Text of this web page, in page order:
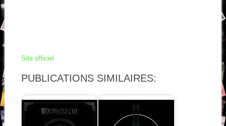
Site officiel
PUBLICATIONS SIMILAIRES: